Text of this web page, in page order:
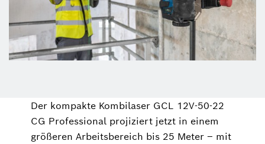
Der kompakte Kombilaser GCL 12V-50-22
CG Professional projiziert jetzt in einem
größeren Arbeitsbereich bis 25 Meter – mit